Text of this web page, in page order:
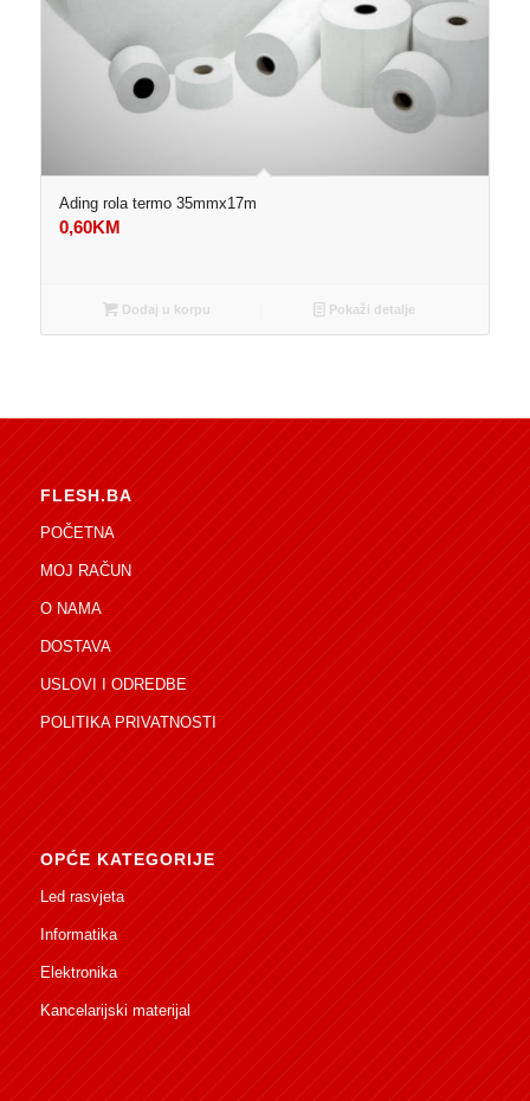
Ading rola termo 35mmx17m
0,60KM
Dodaj u korpu Pokaži detalje
FLESH.BA
POČETNA
MOJ RAČUN
O NAMA
DOSTAVA
USLOVI I ODREDBE
POLITIKA PRIVATNOSTI
OPĆE KATEGORIJE
Led rasvjeta
Informatika
Elektronika
Kancelarijski materijal